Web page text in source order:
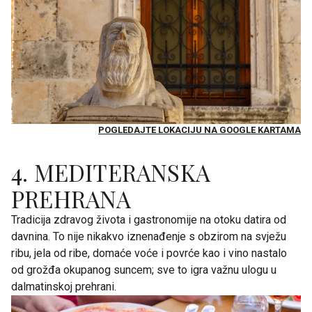
POGLEDAJTE LOKACIJU NA GOOGLE KARTAMA
4. MEDITERANSKA
PREHRANA
Tradicija zdravog života i gastronomije na otoku datira od
davnina. To nije nikakvo iznenađenje s obzirom na svježu
ribu, jela od ribe, domaće voće i povrće kao i vino nastalo
od grožđa okupanog suncem; sve to igra važnu ulogu u
dalmatinskoj prehrani.